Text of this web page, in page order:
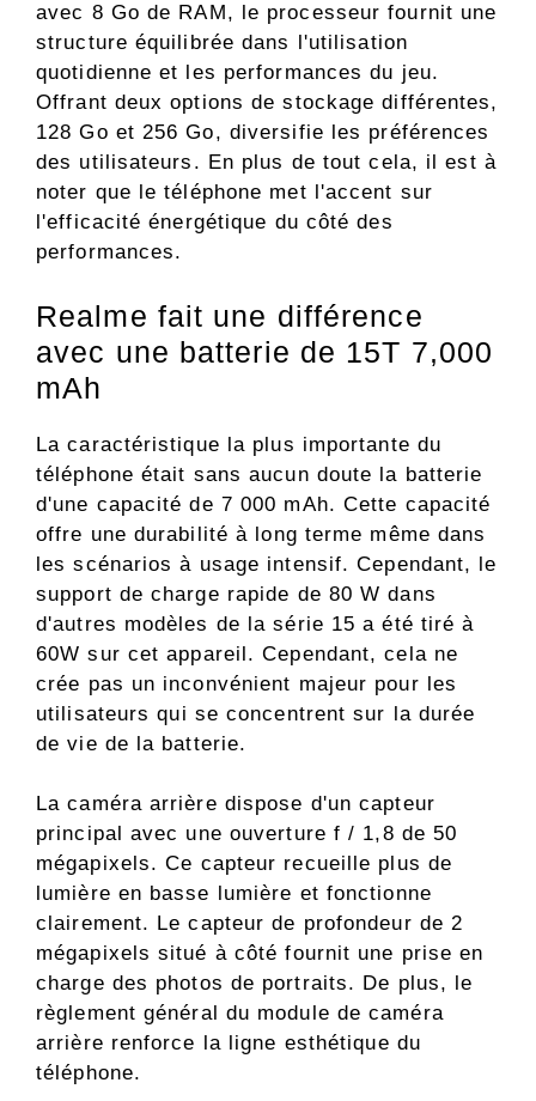
avec 8 Go de RAM, le processeur fournit une
structure équilibrée dans l'utilisation
quotidienne et les performances du jeu.
Offrant deux options de stockage différentes,
128 Go et 256 Go, diversifie les préférences
des utilisateurs. En plus de tout cela, il est à
noter que le téléphone met l'accent sur
l'efficacité énergétique du côté des
performances.
Realme fait une différence
avec une batterie de 15T 7,000
mAh
La caractéristique la plus importante du
téléphone était sans aucun doute la batterie
d'une capacité de 7 000 mAh. Cette capacité
offre une durabilité à long terme même dans
les scénarios à usage intensif. Cependant, le
support de charge rapide de 80 W dans
d'autres modèles de la série 15 a été tiré à
60W sur cet appareil. Cependant, cela ne
crée pas un inconvénient majeur pour les
utilisateurs qui se concentrent sur la durée
de vie de la batterie.
La caméra arrière dispose d'un capteur
principal avec une ouverture f / 1,8 de 50
mégapixels. Ce capteur recueille plus de
lumière en basse lumière et fonctionne
clairement. Le capteur de profondeur de 2
mégapixels situé à côté fournit une prise en
charge des photos de portraits. De plus, le
règlement général du module de caméra
arrière renforce la ligne esthétique du
téléphone.